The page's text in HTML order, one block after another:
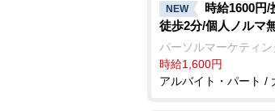
NEW
時給1600円/
徒歩2分/個人ノルマ
パーソルマーケティ
時給1,600円
アルバイト・パート /